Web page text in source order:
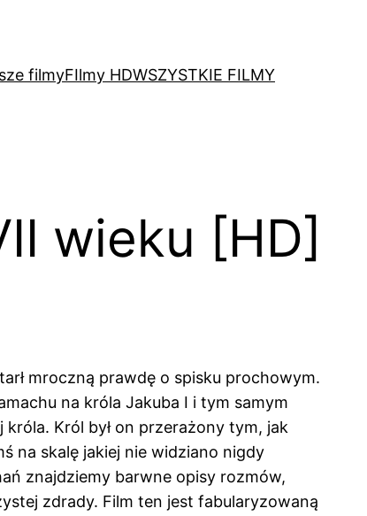
filmyFIlmy HDWSZYSTKIE FILMY
wieku [HD]
mroczną prawdę o spisku prochowym.
na króla Jakuba I i tym samym
Król był on przerażony tym, jak
na skalę jakiej nie widziano nigdy
znajdziemy barwne opisy rozmów,
zdrady. Film ten jest fabularyzowaną